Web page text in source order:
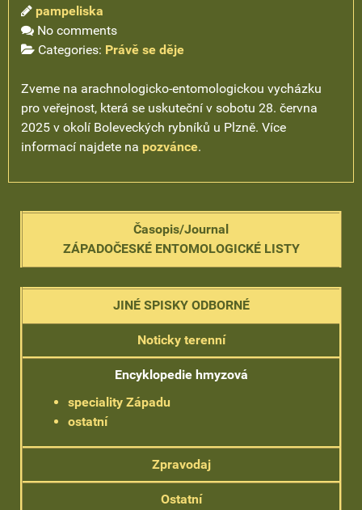
pampeliska
No comments
Categories: Právě se děje
Zveme na arachnologicko-entomologickou vycházku
pro veřejnost, která se uskuteční v sobotu 28. června
2025 v okolí Boleveckých rybníků u Plzně. Více
informací najdete na pozvánce.
Časopis/Journal
ZÁPADOČESKÉ ENTOMOLOGICKÉ LISTY
JINÉ SPISKY ODBORNÉ
Noticky terenní
Encyklopedie hmyzová
speciality Západu
ostatní
Zpravodaj
Ostatní